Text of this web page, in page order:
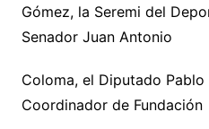
Gómez, la Seremi del
Senador Juan Antonio
Coloma, el Diputado
Coordinador de Fundación